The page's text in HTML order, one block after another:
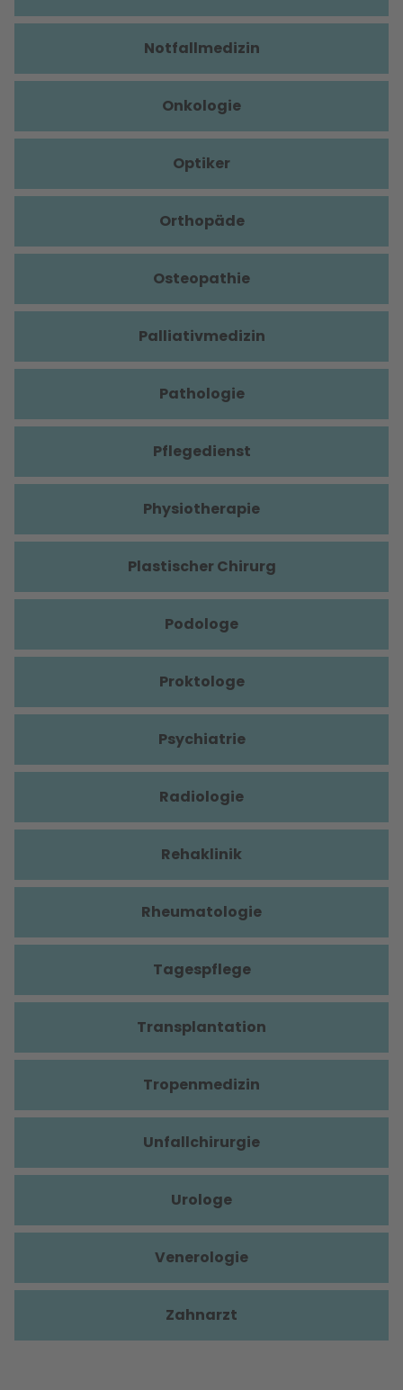
Notfallmedizin
Onkologie
Optiker
Orthopäde
Osteopathie
Palliativmedizin
Pathologie
Pflegedienst
Physiotherapie
Plastischer Chirurg
Podologe
Proktologe
Psychiatrie
Radiologie
Rehaklinik
Rheumatologie
Tagespflege
Transplantation
Tropenmedizin
Unfallchirurgie
Urologe
Venerologie
Zahnarzt